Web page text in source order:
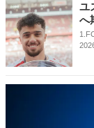
ユ
へ